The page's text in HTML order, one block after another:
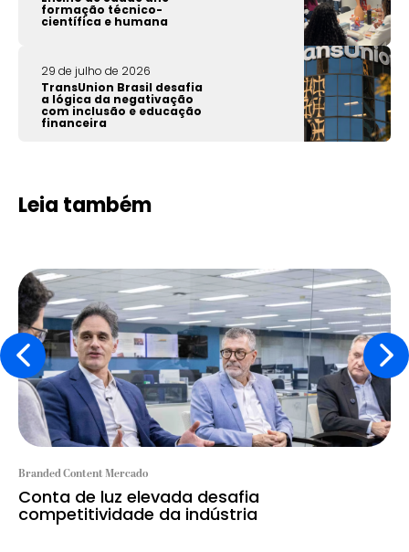
formação técnico-
científica e humana
29 de julho de 2026
TransUnion Brasil desafia
a lógica da negativação
com inclusão e educação
financeira
Leia também
Branded Content Mercado
Conta de luz elevada desafia
competitividade da indústria